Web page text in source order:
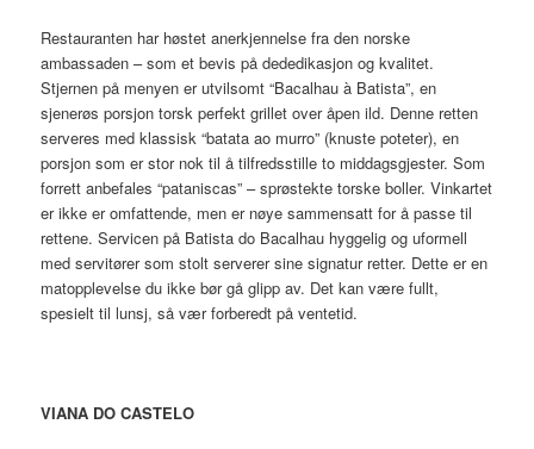
Restauranten har høstet anerkjennelse fra den norske
ambassaden – som et bevis på dededikasjon og kvalitet.
Stjernen på menyen er utvilsomt “Bacalhau à Batista”, en
sjenerøs porsjon torsk perfekt grillet over åpen ild. Denne retten
serveres med klassisk “batata ao murro” (knuste poteter), en
porsjon som er stor nok til å tilfredsstille to middagsgjester. Som
forrett anbefales “pataniscas” – sprøstekte torske boller. Vinkartet
er ikke er omfattende, men er nøye sammensatt for å passe til
rettene. Servicen på Batista do Bacalhau hyggelig og uformell
med servitører som stolt serverer sine signatur retter. Dette er en
matopplevelse du ikke bør gå glipp av. Det kan være fullt,
spesielt til lunsj, så vær forberedt på ventetid.
VIANA DO CASTELO